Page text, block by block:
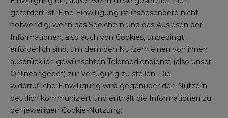
gefordert ist. Eine Einwilligung ist insbesondere nicht
notwendig, wenn das Speichern und das Auslesen der
Informationen, also auch von Cookies, unbedingt
erforderlich sind, um dem den Nutzern einen von ihnen
ausdrücklich gewünschten Telemediendienst (also unser
Onlineangebot) zur Verfügung zu stellen. Die
widerrufliche Einwilligung wird gegenüber den Nutzern
deutlich kommuniziert und enthält die Informationen zu
der jeweiligen Cookie-Nutzung.